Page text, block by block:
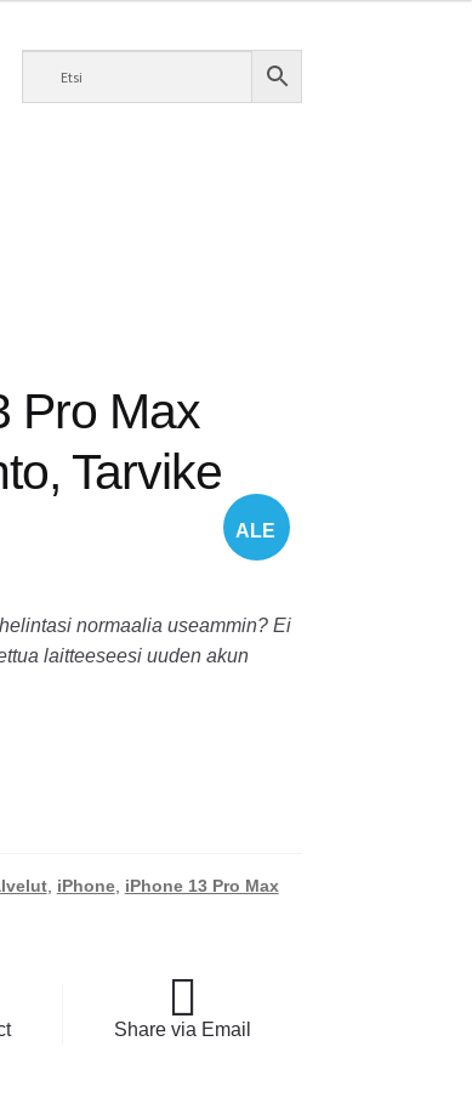
ALE
Pro Max
Tarvike
normaalia useammin? Ei
laitteeseesi uuden akun
, iPhone, iPhone 13 Pro Max
Share via Email